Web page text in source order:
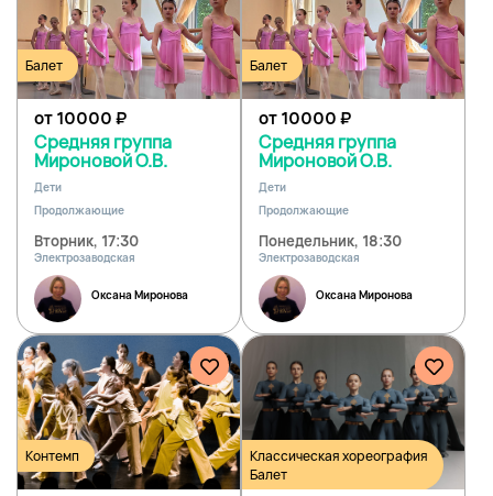
Балет
от 10000₽
Средняя группа
Мироновой О.В.
Дети
Продолжающие
Вторник, 17:30
Электрозаводская
Оксана Миронова
Балет
от 10000₽
Средняя группа
Мироновой О.В.
Дети
Продолжающие
Понедельник, 18:30
Электрозаводская
Оксана Миронова
Контемп
Классическая хореография
Балет